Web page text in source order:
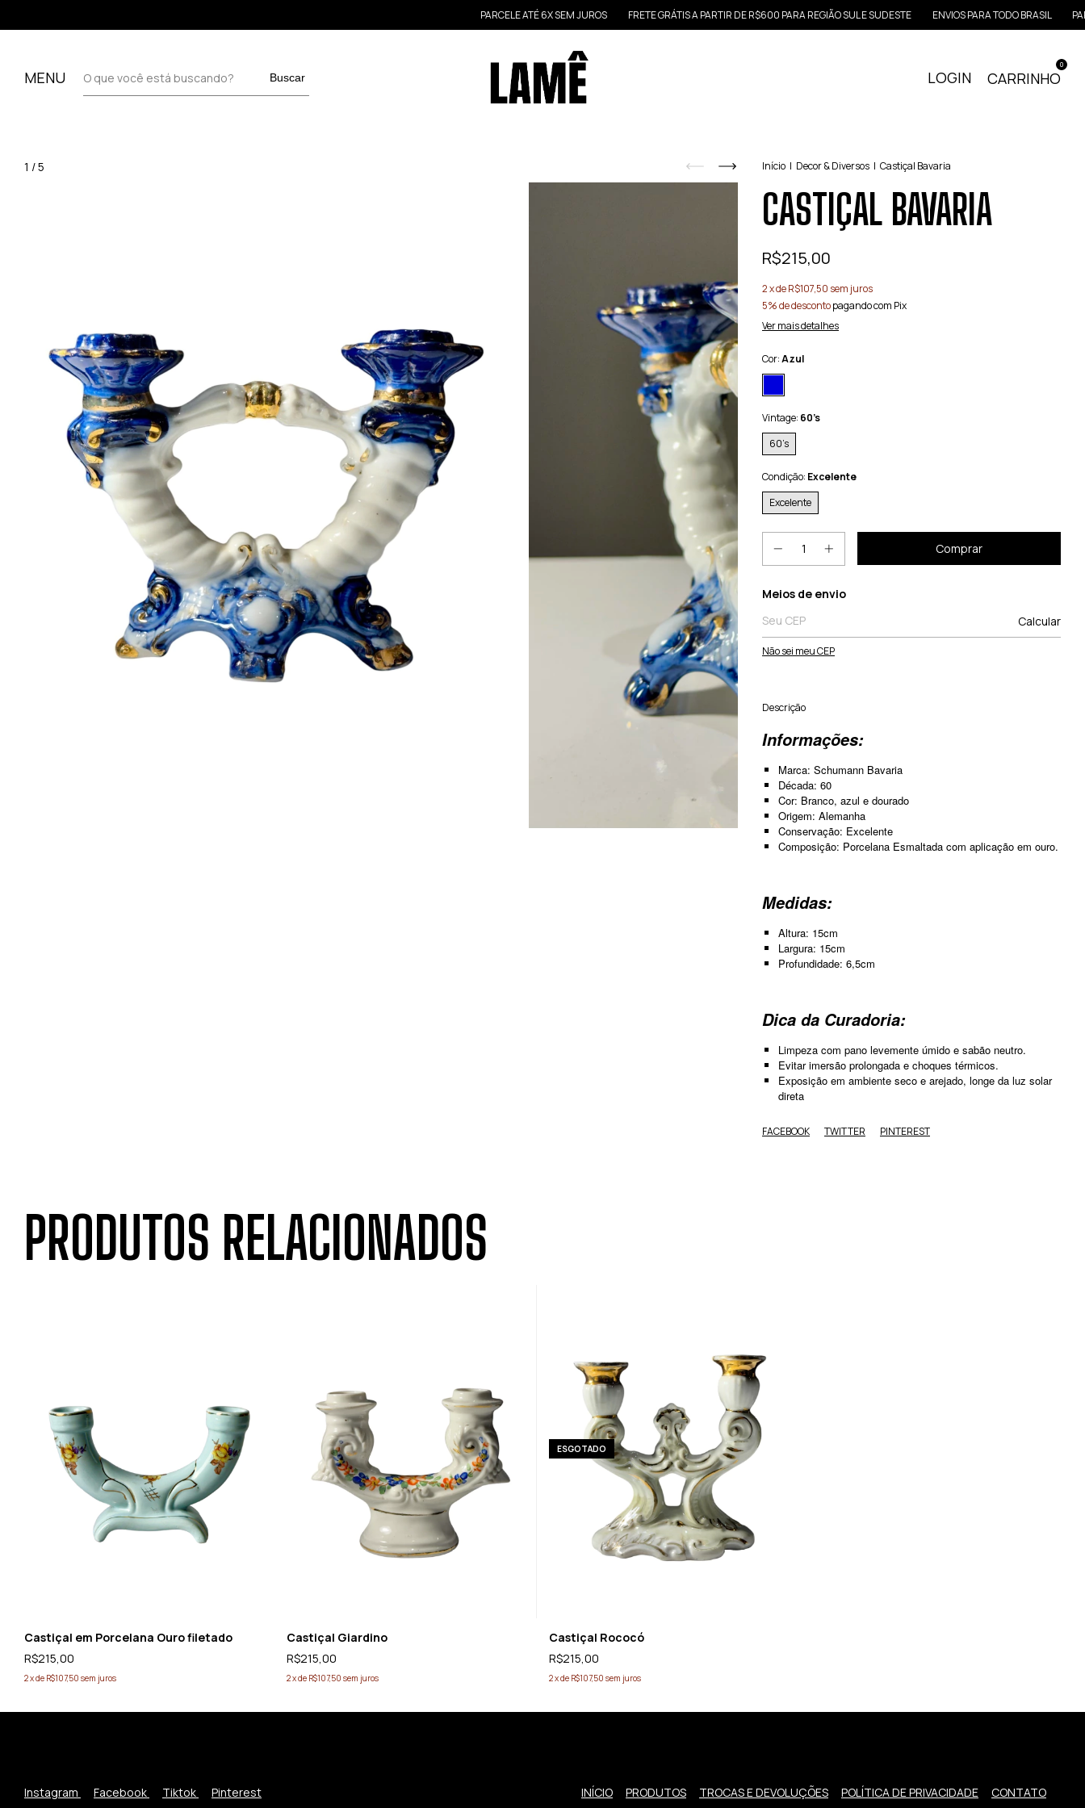
PARCELE ATÉ 6X SEM JUROS FRETE GRÁTIS A PARTIR DE R$600 PARA REGIÃO SUL E SUDESTE ENVIOS PARA TODO BRASIL
MENU Buscar LOGIN CARRINHO
0
1 /5 Início | Decor & Diversos | Castiçal Bavaria
CASTIÇAL BAVARIA
R$215,00
2x deR$107,50 sem juros
5% de descontopagando com Pix
Ver mais detalhes
Cor:Azul
Vintage: 60’s
60’s
Condição: Excelente
Excelente
Entregas para o CEP:
Meios de envio
Calcular
Não sei meu CEP
Descrição
Informações:
Marca: Schumann Bavaria
Década: 60
Cor: Branco, azul e dourado
Origem: Alemanha
Conservação: Excelente
Composição: Porcelana Esmaltada com aplicação em ouro.
Medidas:
Altura: 15cm
Largura: 15cm
Profundidade: 6,5cm
Dica da Curadoria:
Limpeza com pano levemente úmido e sabão neutro.
Evitar imersão prolongada e choques térmicos.
Exposição em ambiente seco e arejado, longe da luz solar
direta
FACEBOOK TWITTER PINTEREST
PRODUTOS RELACIONADOS
Castiçal em Porcelana Ouro filetado
R$215,00
2xde R$107,50 sem juros
Castiçal Giardino
R$215,00
2xde R$107,50 sem juros
ESGOTADO
Castiçal Rococó
R$215,00
2xde R$107,50 sem juros
Instagram Facebook Tiktok Pinterest INÍCIO PRODUTOS TROCAS E DEVOLUÇÕES POLÍTICA DE PRIVACIDADE CONTATO